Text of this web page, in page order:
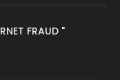
FRAUD "